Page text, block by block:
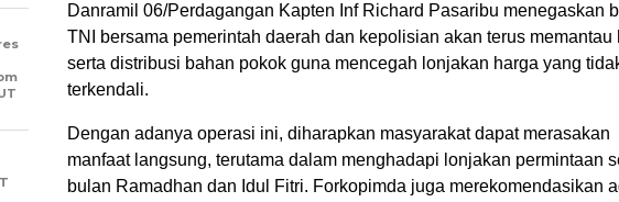
Danramil 06/Perdagangan Kapten Inf Richard Pasaribu menegaskan
TNI bersama pemerintah daerah dan kepolisian akan terus memantau
serta distribusi bahan pokok guna mencegah lonjakan harga yang
terkendali.
Dengan adanya operasi ini, diharapkan masyarakat dapat merasakan
manfaat langsung, terutama dalam menghadapi lonjakan permintaan
bulan Ramadhan dan Idul Fitri. Forkopimda juga merekomendasikan